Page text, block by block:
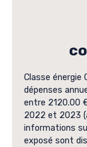
Classe énergie
dépenses
entre 2120.00
2022 et 2023
informations
exposé sont